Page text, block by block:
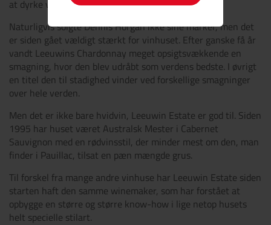
at dyrke vin.
Naturligvis solgte Dennis Horgan ikke sine marker, men det
er siden gået vældigt stærkt for vinhuset. Efter ganske få år
vandt Leeuwins Chardonnay meget opsigtsvækkende en
smagning, hvor den blev udråbt som verdens bedste. I øvrigt
en titel den til stadighed vinder ved forskellige smagninger
over hele verden.
Men det er ikke bare hvidvin, Leeuwin Estate er god til. Siden
1995 har huset været Australsk Mester i Cabernet
Sauvignon med en rødvinsstil, der minder mest om den, man
finder i Pauillac, tilsat en pæn mængde grus.
Til forskel fra mange andre vinhuse har Leeuwin Estate siden
starten haft den samme winemaker, som har forstået at
opbygge en større og større know-how i lige netop husets
helt specielle stilart.